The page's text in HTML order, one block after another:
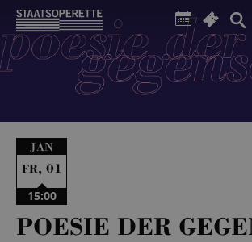
JAN
FR, 01
15:00
POESIE DER